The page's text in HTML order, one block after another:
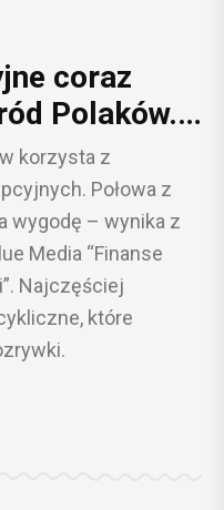
coraz
Polaków.
bez
[RAPORT]
korzysta z
Połowa z
wygodę – wynika z
Media “Finanse
Najczęściej
które